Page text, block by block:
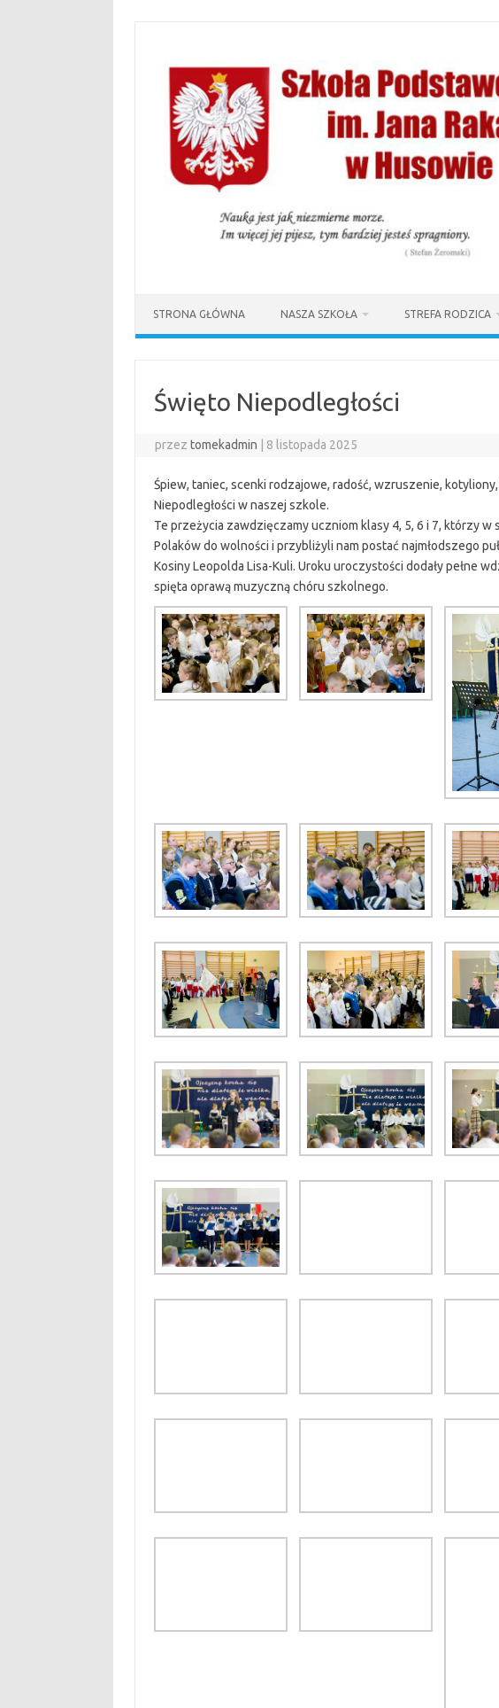
STRONA GŁÓWNA NASZA SZKOŁA STREFA RODZICA
Święto Niepodległości
przeztomekadmin 8 listopada 2025
Śpiew, taniec, scenki rodzajowe, radość, wzruszenie,
Niepodległości w naszej szkole.
Te przeżycia zawdzięczamy uczniom klasy 4, 5, 6 i 7, którzy
Polaków do wolności i przybliżyli nam postać najmłodszego
Kosiny Leopolda Lisa-Kuli. Uroku uroczystości dodały pełne
spięta oprawą muzyczną chóru szkolnego.